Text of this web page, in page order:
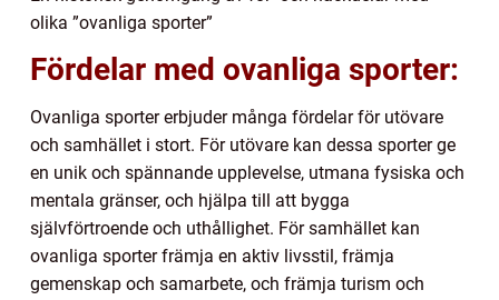
olika ”ovanliga sporter”
Fördelar med ovanliga sporter:
Ovanliga sporter erbjuder många fördelar för utövare
och samhället i stort. För utövare kan dessa sporter ge
en unik och spännande upplevelse, utmana fysiska och
mentala gränser, och hjälpa till att bygga
självförtroende och uthållighet. För samhället kan
ovanliga sporter främja en aktiv livsstil, främja
gemenskap och samarbete, och främja turism och